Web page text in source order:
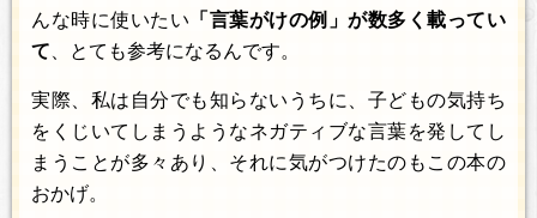
んな時に使いたい 「言葉がけの例」が数多く載ってい
て 、とても参考になるんです。
実際、私は自分でも知らないうちに、子どもの気持ち
をくじいてしまうようなネガティブな言葉を発してし
まうことが多々あり、それに気がつけたのもこの本の
おかげ。